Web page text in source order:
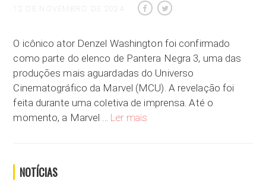
12 DE NOVEMBRO DE 2024
O icônico ator Denzel Washington foi confirmado
como parte do elenco de Pantera Negra 3, uma das
produções mais aguardadas do Universo
Cinematográfico da Marvel (MCU). A revelação foi
feita durante uma coletiva de imprensa. Até o
momento, a Marvel … Ler mais
NOTÍCIAS